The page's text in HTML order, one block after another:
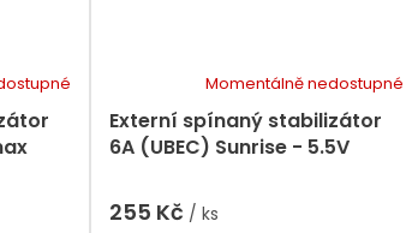
Externí spínaný stabilizátor
6A (UBEC) Sunrise - 5.5V
hodnocení
produktu
je
z
Momentálně nedostupné
255 Kč / ks